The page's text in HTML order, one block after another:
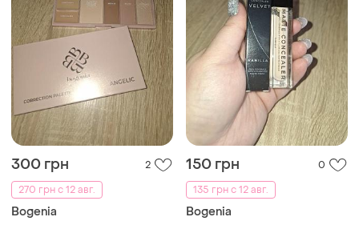
300 грн
2
270 грн с 12 авг.
Bogenia
150 грн
0
135 грн с 12 авг.
Bogenia